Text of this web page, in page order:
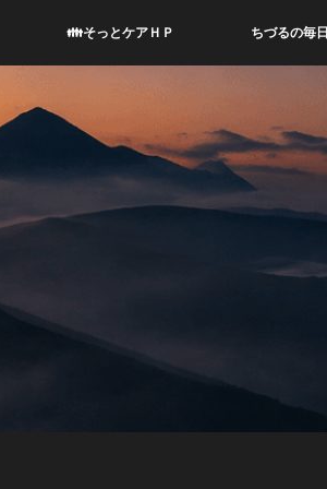
👪そっとケアＨＰ ちづるの毎日